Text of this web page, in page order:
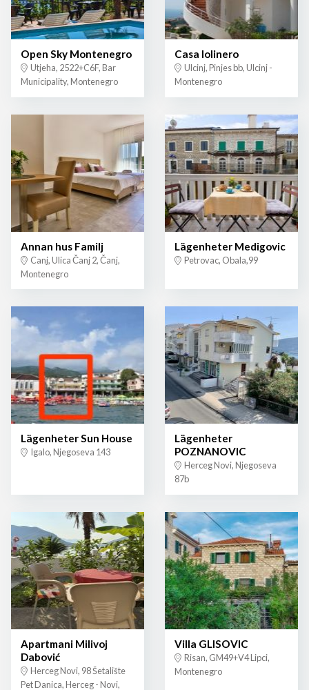
Open Sky Montenegro
Utjeha, 2522+C6F, Bar
Municipality, Montenegro
Casa lolinero
Ulcinj, Pinjes bb, Ulcinj -
Montenegro
Annan hus Familj
Canj, Ulica Čanj 2, Čanj,
Montenegro
Lägenheter Medigovic
Petrovac, Obala,99
Lägenheter Sun House
Igalo, Njegoseva 143
Lägenheter
POZNANOVIC
Herceg Novi, Njegoseva
87b
Apartmani Milivoj
Dabović
Herceg Novi, 98 Šetalište
Pet Danica, Herceg - Novi,
Villa GLISOVIC
Risan, GM49+V4 Lipci,
Montenegro